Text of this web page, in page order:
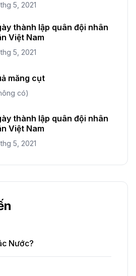
5, 2021
thành lập quân đội nhân
Việt Nam
5, 2021
măng cụt
có)
thành lập quân đội nhân
Việt Nam
5, 2021
Nước?